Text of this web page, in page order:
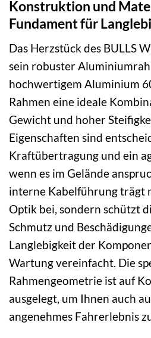
Konstruktion und
Fundament für
Das Herzstück des BULLS
sein robuster
hochwertigem Aluminium
Rahmen eine ideale
Gewicht und hoher
Eigenschaften sind
Kraftübertragung und ein
wenn es im Gelände
interne Kabelführung trägt
Optik bei, sondern schützt
Schmutz und
Langlebigkeit der
Wartung vereinfacht. Die
Rahmengeometrie ist auf
ausgelegt, um Ihnen auch
angenehmes Fahrerlebnis